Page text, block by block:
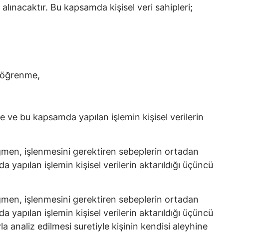
Bu kapsamda kişisel veri sahipleri;
öğrenme,
ve bu kapsamda yapılan işlemin kişisel verilerin
işlenmesini gerektiren sebeplerin ortadan
işlemin kişisel verilerin aktarıldığı üçüncü
işlenmesini gerektiren sebeplerin ortadan
işlemin kişisel verilerin aktarıldığı üçüncü
analiz edilmesi suretiyle kişinin kendisi aleyhine